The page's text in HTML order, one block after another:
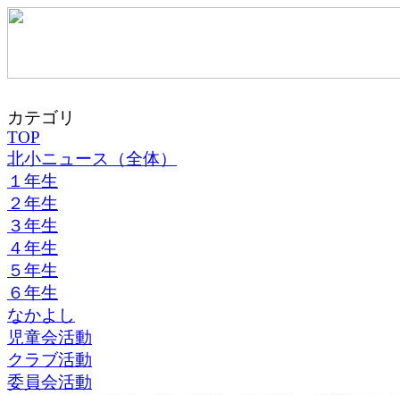
カテゴリ
TOP
北小ニュース（全体）
１年生
２年生
３年生
４年生
５年生
６年生
なかよし
児童会活動
クラブ活動
委員会活動